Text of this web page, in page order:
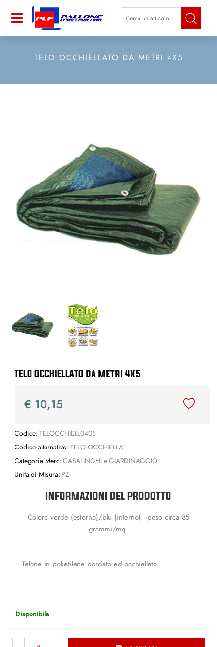
Open La modifica di un filtro
TELO OCCHIELLATO DA METRI 4X5
TELO OCCHIELLATO da metri 4x5
€ 10,15
Codice: TELOCCHIELL0405
Codice alternativo: TELO OCCHIELLAT
Categoria Merc: CASALINGHI e GIARDINAGGIO
Unita di Misura: PZ
INFORMAZIONI DEL PRODOTTO
Colore verde (esterno)/blu (interno) - peso circa 85
grammi/mq.
Telone in polietilene bordato ed occhiellato.
Disponibile